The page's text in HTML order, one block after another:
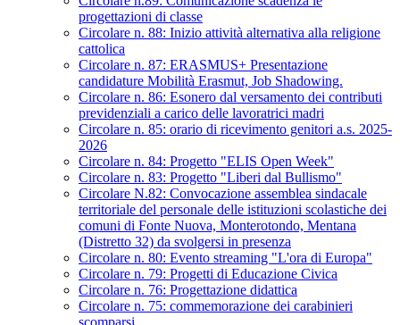
progettazioni di classe
Circolare n. 88: Inizio attività alternativa alla religione
cattolica
Circolare n. 87: ERASMUS+ Presentazione
candidature Mobilità Erasmut, Job Shadowing.
Circolare n. 86: Esonero dal versamento dei contributi
previdenziali a carico delle lavoratrici madri
Circolare n. 85: orario di ricevimento genitori a.s. 2025-
2026
Circolare n. 84: Progetto "ELIS Open Week"
Circolare n. 83: Progetto "Liberi dal Bullismo"
Circolare N.82: Convocazione assemblea sindacale
territoriale del personale delle istituzioni scolastiche dei
comuni di Fonte Nuova, Monterotondo, Mentana
(Distretto 32) da svolgersi in presenza
Circolare n. 80: Evento streaming "L'ora di Europa"
Circolare n. 79: Progetti di Educazione Civica
Circolare n. 76: Progettazione didattica
Circolare n. 75: commemorazione dei carabinieri